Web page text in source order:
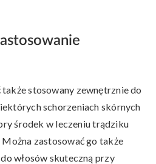
stosowany zewnętrznie do
schorzeniach skórnych
środek w leczeniu trądziku
zastosować go także
włosów skuteczną przy